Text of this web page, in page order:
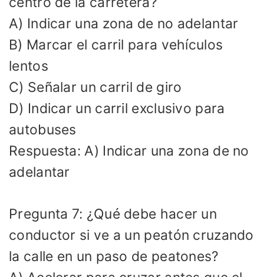
A) Indicar una zona de no adelantar
B) Marcar el carril para vehículos
lentos
C) Señalar un carril de giro
D) Indicar un carril exclusivo para
autobuses
Respuesta: A) Indicar una zona de no
adelantar
Pregunta 7: ¿Qué debe hacer un
conductor si ve a un peatón cruzando
la calle en un paso de peatones?